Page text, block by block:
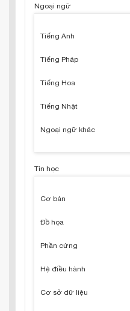
Ngoại ngữ
Tiếng Anh
Tiếng Pháp
Tiếng Hoa
Tiếng Nhật
Ngoại ngữ khác
Tin học
Cơ bản
Đồ họa
Phần cứng
Hệ điều hành
Cơ sở dữ liệu